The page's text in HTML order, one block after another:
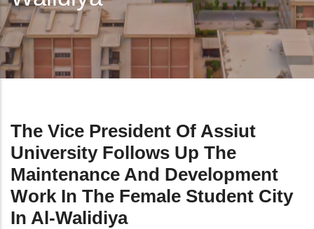
The Vice President Of Assiut
University Follows Up The
Maintenance And Development
Work In The Female Student City
In Al-Walidiya